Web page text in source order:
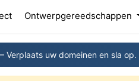
(current)
Ontwerpgereedschappen
Verplaats uw domeinen en sla